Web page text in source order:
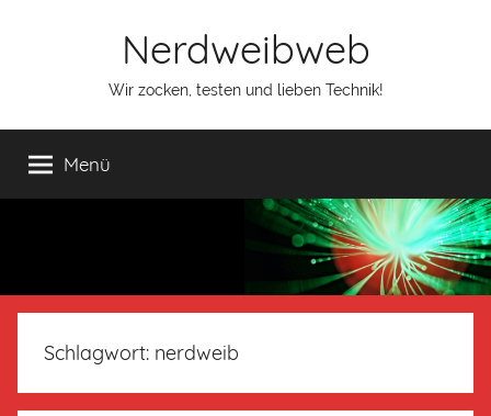
Nerdweibweb
Wir zocken, testen und lieben Technik!
Menü
Schlagwort: nerdweib